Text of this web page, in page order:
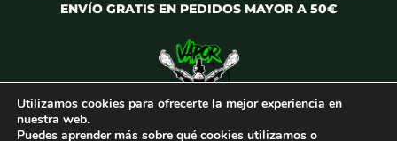
ENVÍO GRATIS EN PEDIDOS MAYOR A 50€
n
i
Utilizamos cookies para ofrecerte la mejor experiencia en
nuestra web.
Puedes aprender más sobre qué cookies utilizamos o